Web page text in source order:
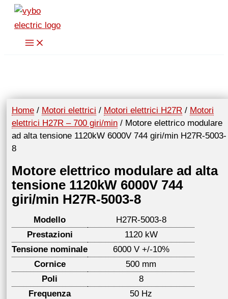
Vai
contenuto
Home / Motori elettrici / Motori elettrici H27R / Motori
elettrici H27R – 700 giri/min / Motore elettrico modulare
ad alta tensione 1120kW 6000V 744 giri/min H27R-5003-
8
Motore elettrico modulare ad alta
tensione 1120kW 6000V 744
giri/min H27R-5003-8
Modello
H27R-5003-8
Prestazioni
1120 kW
Tensione nominale
6000 V +/-10%
Cornice
500 mm
Poli
8
Frequenza
50 Hz